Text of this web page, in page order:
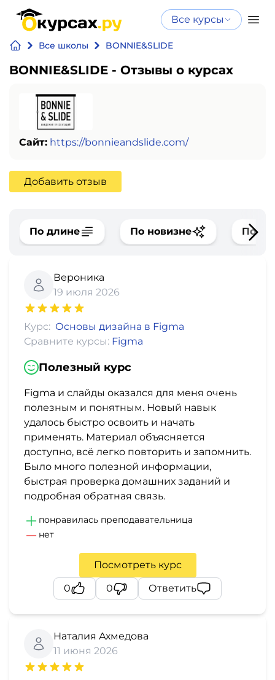
Все курсы
Все школы BONNIE&SLIDE
BONNIE&SLIDE - Отзывы о курсах
Сайт: https://bonnieandslide.com/
Добавить отзыв
По длине По новизне По
Вероника
19 июля 2026
Курс: Основы дизайна в Figma
Сравните курсы: Figma
Полезный курс
Figma и слайды оказался для меня очень
полезным и понятным. Новый навык
удалось быстро освоить и начать
применять. Материал объясняется
доступно, всё легко повторить и запомнить.
Было много полезной информации,
быстрая проверка домашних заданий и
подробная обратная связь.
понравилась преподавательница
нет
Посмотреть курс
0
0 Ответить
Наталия Ахмедова
11 июня 2026
Нейросеть
Программирование
Бизнес
и
Дизайн
Аналитика
фото,
аудио
Маркетинг
Иностранный
Для
детей
Красота,
здоровье,
фитнес
Психология
саморазвитие
Репетиторы
Тесты
Курсы по
Бесплатно